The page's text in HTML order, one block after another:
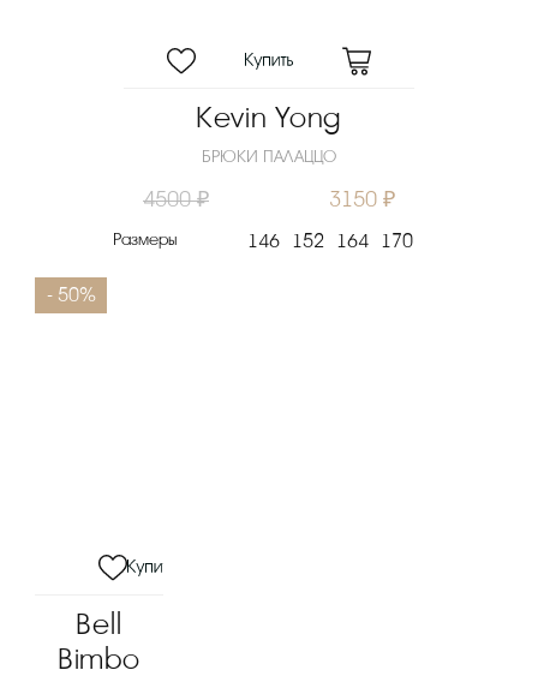
Kevin Yong
БРЮКИ ПАЛАЦЦО
4500 ₽ 3150 ₽
Размеры 146 152 164 170
- 50%
Bell
Bimbo